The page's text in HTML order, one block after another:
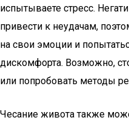
испытываете стресс.
привести к неудачам,
на свои эмоции и
дискомфорта. Возможно,
или попробовать методы
Чесание живота также